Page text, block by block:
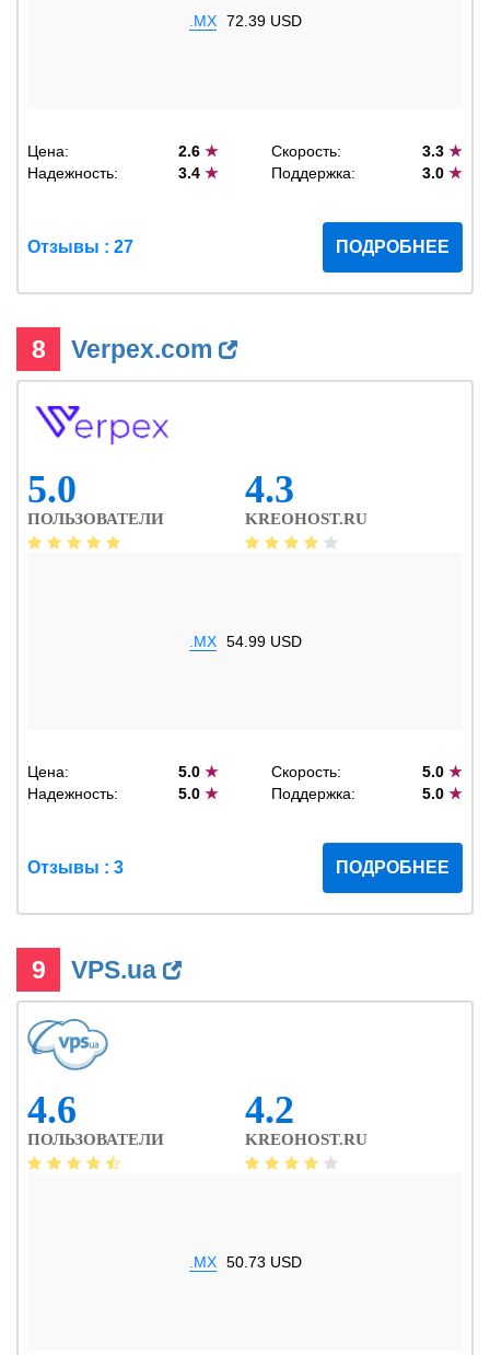
.MX 72.39 USD
Цена: 2.6★ Скорость: 3.3 ★
Надежность:
3.4★ Поддержка: 3.0 ★
Отзывы : 27 ПОДРОБНЕЕ
8 Verpex.com
5.0
ПОЛЬЗОВАТЕЛИ
4.3
KREOHOST.RU
.MX 54.99 USD
Цена: 5.0★ Скорость: 5.0 ★
Надежность:
5.0★ Поддержка: 5.0 ★
Отзывы : 3 ПОДРОБНЕЕ
9 VPS.ua
4.6
ПОЛЬЗОВАТЕЛИ
4.2
KREOHOST.RU
.MX 50.73 USD